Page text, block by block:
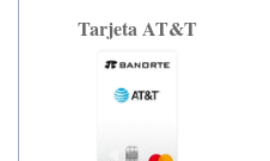
Tarjeta AT&T